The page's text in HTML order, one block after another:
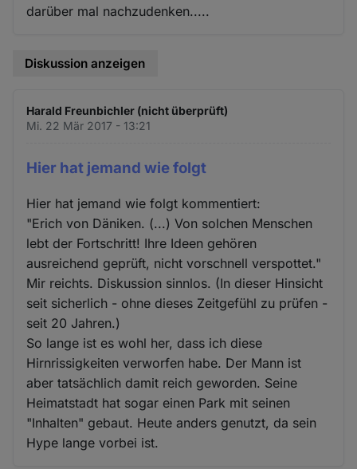
darüber mal nachzudenken.....
Diskussion anzeigen
Harald Freunbichler (nicht überprüft)
Mi. 22 Mär 2017 - 13:21
Hier hat jemand wie folgt
Hier hat jemand wie folgt kommentiert:
"Erich von Däniken. (...) Von solchen Menschen
lebt der Fortschritt! Ihre Ideen gehören
ausreichend geprüft, nicht vorschnell verspottet."
Mir reichts. Diskussion sinnlos. (In dieser Hinsicht
seit sicherlich - ohne dieses Zeitgefühl zu prüfen -
seit 20 Jahren.)
So lange ist es wohl her, dass ich diese
Hirnrissigkeiten verworfen habe. Der Mann ist
aber tatsächlich damit reich geworden. Seine
Heimatstadt hat sogar einen Park mit seinen
"Inhalten" gebaut. Heute anders genutzt, da sein
Hype lange vorbei ist.